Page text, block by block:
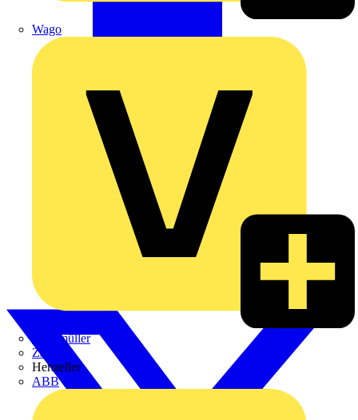
Wago
Weidmüller
Zaptec
Hersteller
ABB